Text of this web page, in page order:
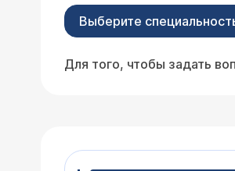
Выберите
Для того, чтобы задать